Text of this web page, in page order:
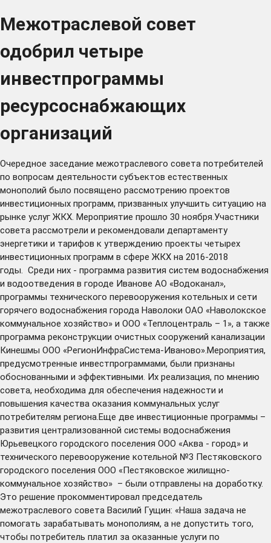
Межотраслевой совет
одобрил четыре
инвестпрограммы
ресурсоснабжающих
организаций
Очередное заседание межотраслевого совета потребителей
по вопросам деятельности субъектов естественных
монополий было посвящено рассмотрению проектов
инвестиционных программ, призванных улучшить ситуацию на
рынке услуг ЖКХ. Мероприятие прошло 30 ноября.Участники
совета рассмотрели и рекомендовали департаменту
энергетики и тарифов к утверждению проекты четырех
инвестиционных программ в сфере ЖКХ на 2016-2018
годы. Среди них - программа развития систем водоснабжения
и водоотведения в городе Иванове АО «Водоканал»,
программы технического перевооружения котельных и сети
горячего водоснабжения города Наволоки ОАО «Наволокское
коммунальное хозяйство» и ООО «Теплоцентраль – 1», а также
программа реконструкции очистных сооружений канализации
Кинешмы ООО «РегионИнфраСистема-Иваново».Мероприятия,
предусмотренные инвестпрограммами, были признаны
обоснованными и эффективными. Их реализация, по мнению
совета, необходима для обеспечения надежности и
повышения качества оказания коммунальных услуг
потребителям региона.Еще две инвестиционные программы –
развития централизованной системы водоснабжения
Юрьевецкого городского поселения ООО «Аква - город» и
технического перевооружение котельной №3 Пестяковского
городского поселения ООО «Пестяковское жилищно-
коммунальное хозяйство» – были отправлены на доработку.
Это решение прокомментировал председатель
межотраслевого совета Василий Гущин: «Наша задача не
помогать зарабатывать монополиям, а не допустить того,
чтобы потребитель платил за оказанные услуги по